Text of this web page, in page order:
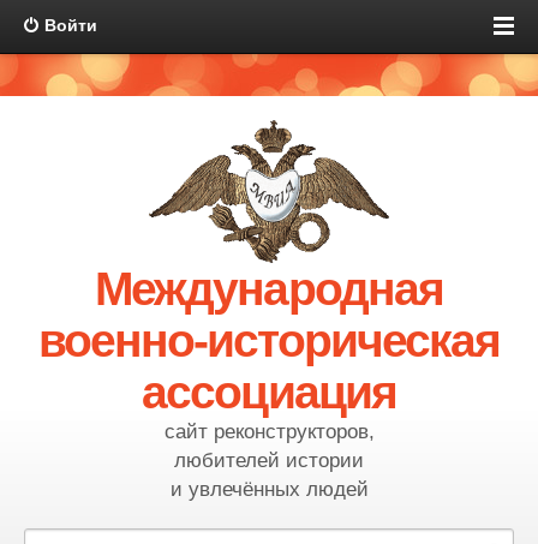
Войти
Международная
военно-историческая
ассоциация
сайт реконструкторов,
любителей истории
и увлечённых людей